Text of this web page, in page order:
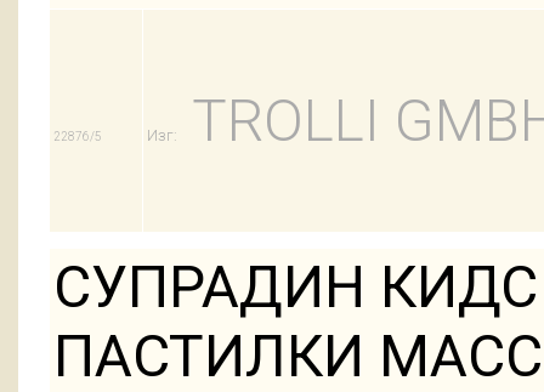
22876/5 Изг: TROLLI
СУПРАДИН
ПАСТИЛКИ